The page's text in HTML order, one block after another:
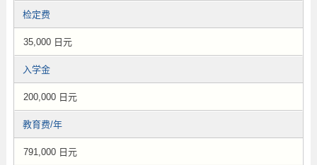
检定费
35,000 日元
入学金
200,000 日元
教育费/年
791,000 日元